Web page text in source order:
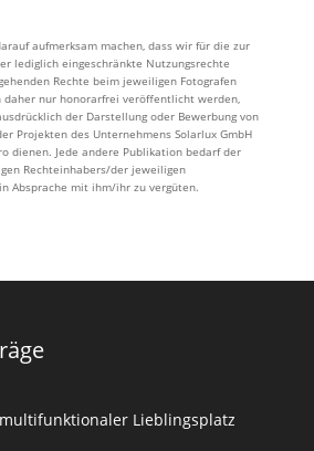
aufmerksam machen, dass wir für die zur
lediglich eingeschränkte Nutzungsrechte
Rechte beim jeweiligen Fotografen
daher nur honorarfrei veröffentlicht werden,
der Darstellung oder Bewerbung von
Projekten des Unternehmens Solarlux GmbH
dienen. Jede andere Publikation bedarf der
Rechteinhabers/der jeweiligen
Absprache mit ihm/ihr zu vergüten.
Lieblingsplatz